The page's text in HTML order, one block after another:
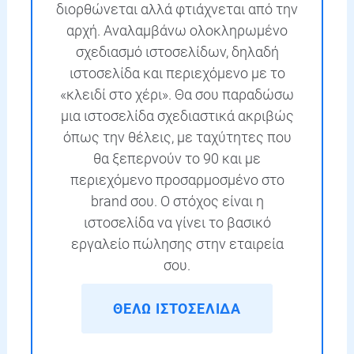
διορθώνεται αλλά φτιάχνεται από την
αρχή. Αναλαμβάνω ολοκληρωμένο
σχεδιασμό ιστοσελίδων, δηλαδή
ιστοσελίδα και περιεχόμενο με το
«κλειδί στο χέρι». Θα σου παραδώσω
μια ιστοσελίδα σχεδιαστικά ακριβώς
όπως την θέλεις, με ταχύτητες που
θα ξεπερνούν το 90 και με
περιεχόμενο προσαρμοσμένο στο
brand σου. Ο στόχος είναι η
ιστοσελίδα να γίνει το βασικό
εργαλείο πώλησης στην εταιρεία
σου.
ΘΕΛΩ ΙΣΤΟΣΕΛΙΔΑ